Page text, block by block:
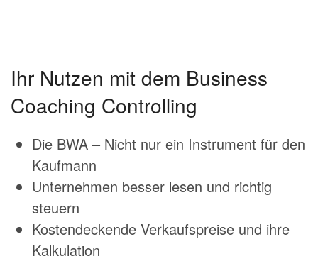
Ihr Nutzen mit dem Business
Coaching Controlling
Die BWA – Nicht nur ein Instrument für den
Kaufmann
Unternehmen besser lesen und richtig
steuern
Kostendeckende Verkaufspreise und ihre
Kalkulation